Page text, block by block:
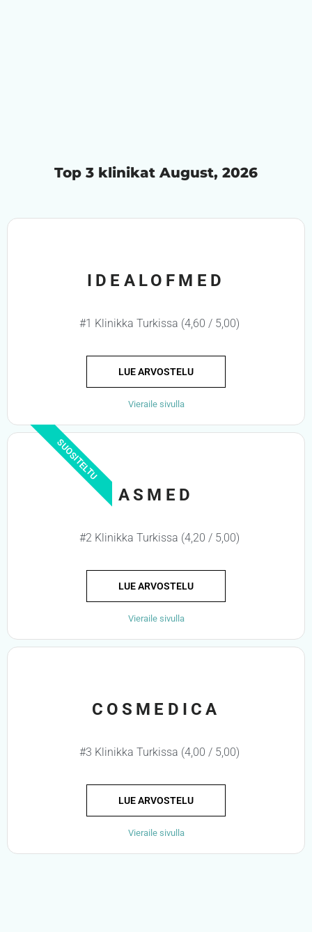
Top 3 klinikat August, 2026
IDEALOFMED
#1 Klinikka Turkissa (4,60 / 5,00)
LUE ARVOSTELU
Vieraile sivulla
SUOSITELTU
ASMED
#2 Klinikka Turkissa (4,20 / 5,00)
LUE ARVOSTELU
Vieraile sivulla
COSMEDICA
#3 Klinikka Turkissa (4,00 / 5,00)
LUE ARVOSTELU
Vieraile sivulla